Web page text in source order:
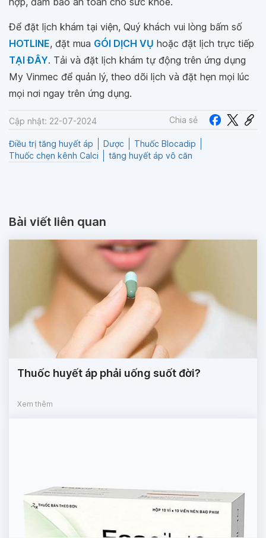
Để đặt lịch khám tại viện, Quý khách vui lòng bấm số
HOTLINE, đặt mua GÓI DỊCH VỤ hoặc đặt lịch trực tiếp
TẠI ĐÂY. Tải và đặt lịch khám tự động trên ứng dụng
My Vinmec để quản lý, theo dõi lịch và đặt hẹn mọi lúc
mọi nơi ngay trên ứng dụng.
Cập nhật: 22-07-2024 Chia sẻ
Điều trị tăng huyết áp Dược
Thuốc Blocadip
Thuốc chẹn kênh Calci
tăng huyết áp vô căn
Bài viết liên quan
Thuốc huyết áp phải uống suốt đời?
Xem thêm